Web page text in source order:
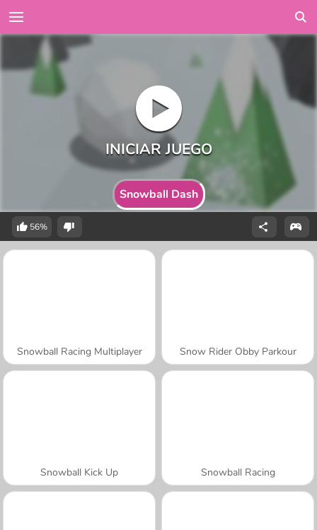
Snowball Dash
56%
Snowball Racing Multiplayer Snow Rider Obby Parkour
Snowball Kick Up Snowball Racing